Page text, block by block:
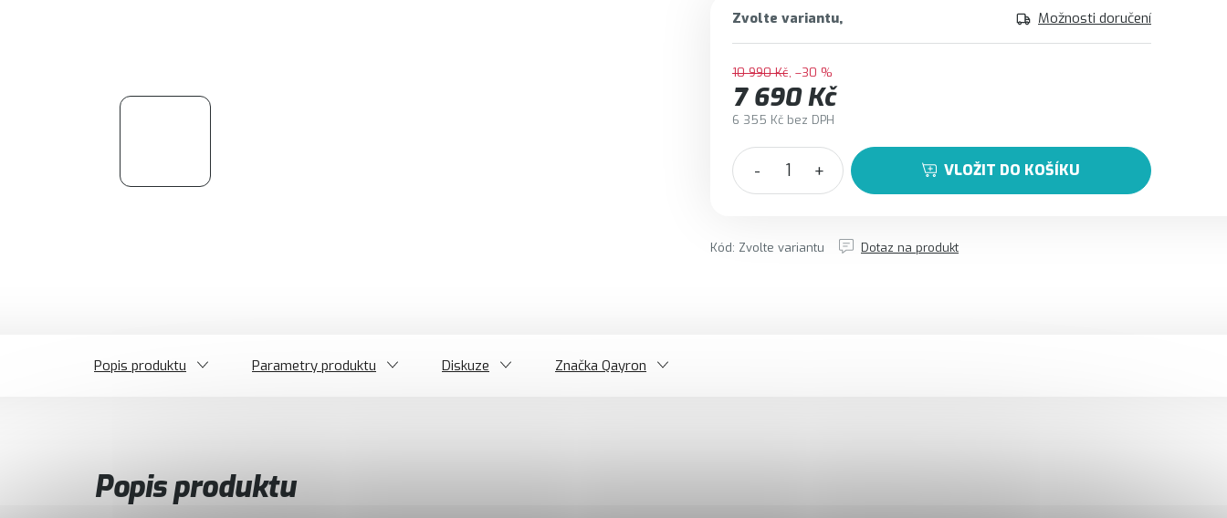
Zvolte variantu Možnosti doručení
10 990 Kč –30 %
7 690 Kč
6 355 Kč bez DPH
VLOŽIT DO KOŠÍKU
Kód: Zvolte variantu Dotaz na produkt
Popis produktu Parametry produktu Diskuze Značka Qayron
Popis produktu